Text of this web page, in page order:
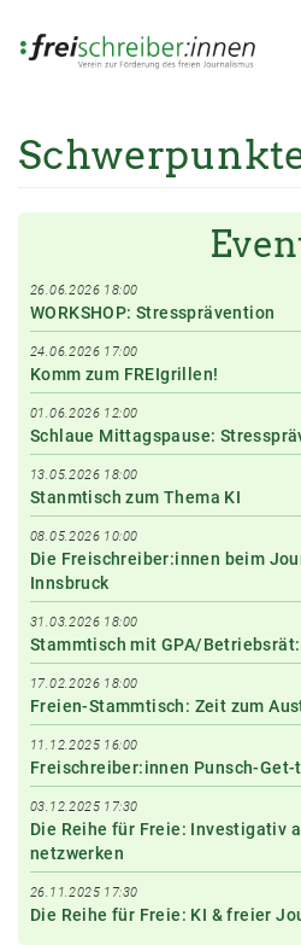
Direkt
zum
26.06.2026 18:00
WORKSHOP: Stressprävention
24.06.2026 17:00
Komm zum FREIgrillen!
01.06.2026 12:00
Schlaue Mittagspause:
13.05.2026 18:00
Stanmtisch zum Thema KI
08.05.2026 10:00
Die Freischreiber:innen beim
Innsbruck
31.03.2026 18:00
Stammtisch mit GPA/
17.02.2026 18:00
Freien-Stammtisch: Zeit zum
11.12.2025 16:00
Freischreiber:innen Punsch-
03.12.2025 17:30
Die Reihe für Freie: Investigativ
netzwerken
26.11.2025 17:30
Die Reihe für Freie: KI & freier